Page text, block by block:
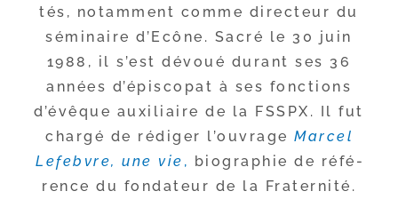
tés, notam­ment comme direc­teur du
sémi­naire d’Ecône. Sacré le 30 juin
1988, il s’est dévoué durant ses 36
années d’é­pis­co­pat à ses fonc­tions
d’é­vêque auxi­liaire de la FSSPX. Il fut
char­gé de rédi­ger l’ou­vrage Marcel
Lefebvre, une vie , bio­gra­phie de réfé­
rence du fon­da­teur de la Fraternité.